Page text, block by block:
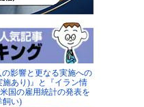
影響と更なる実施への
あり)』と『イラン情
国の雇用統計の発表を
飼い)